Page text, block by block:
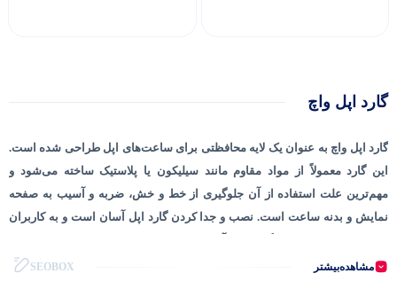
گارد اپل واچ
گارد اپل واچ به عنوان یک لایه محافظتی برای ساعت‌های اپل طراحی شده است.
این گارد معمولاً از مواد مقاوم مانند سیلیکون یا پلاستیک ساخته می‌شود و
مهم‌ترین علت استفاده از آن جلوگیری از خط و خش، ضربه و آسیب به صفحه
نمایش و بدنه ساعت است. نصب و جدا کردن گارد اپل آسان است و به کاربران
برخی مدل‌ها دارای طراحی‌های مختلفی هستند که به زیبایی ساعت افزوده و
مشاهده‌بیشتر SEOBOX